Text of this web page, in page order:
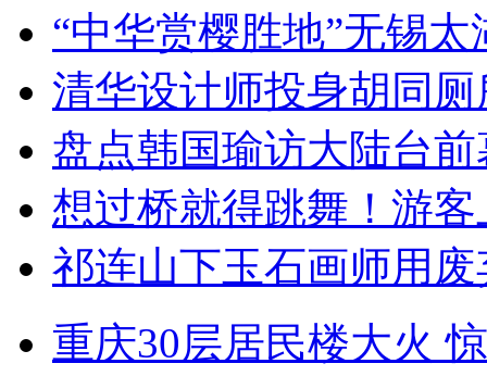
“中华赏樱胜地”无锡
清华设计师投身胡同
盘点韩国瑜访大陆台
想过桥就得跳舞！游客
祁连山下玉石画师用
重庆30层居民楼大火